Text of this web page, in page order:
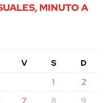
MINUTO A
V S
D
1
2
7 8 9